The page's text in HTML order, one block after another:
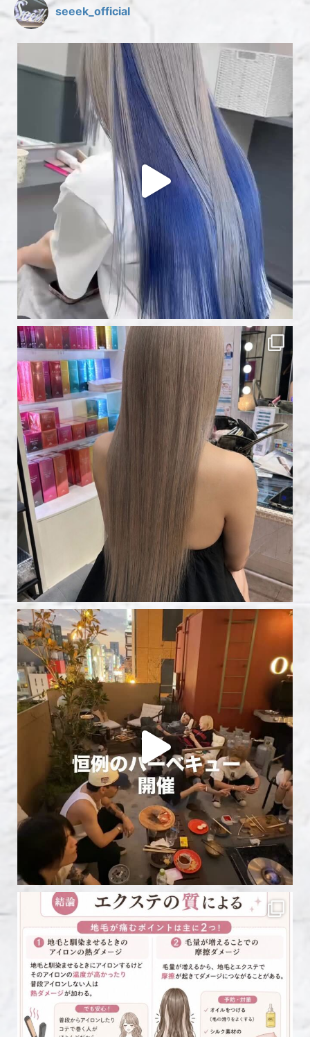
seeek_official